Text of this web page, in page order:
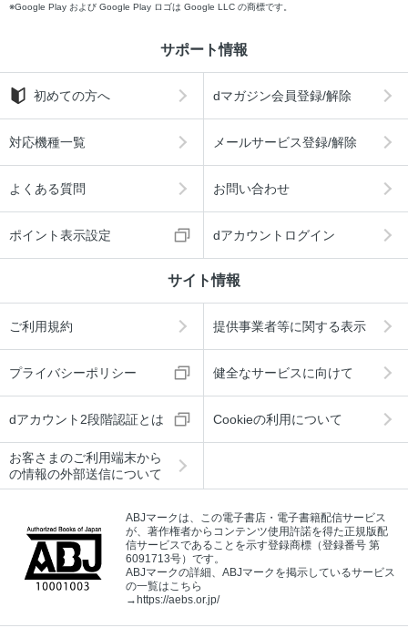
Google Play および Google Play ロゴは Google LLC の商標です。
サポート情報
初めての方へ dマガジン会員登録/解除
対応機種一覧 メールサービス登録/解除
よくある質問 お問い合わせ
ポイント表示設定 dアカウントログイン
サイト情報
ご利用規約 提供事業者等に関する表示
プライバシーポリシー 健全なサービスに向けて
dアカウント2段階認証とは Cookieの利用について
お客さまのご利用端末から
の情報の外部送信について
ABJマークは、この電子書店・電子書籍配信サービス
が、著作権者からコンテンツ使用許諾を得た正規版配
信サービスであることを示す登録商標（登録番号 第
6091713号）です。
ABJマークの詳細、ABJマークを掲示しているサービス
の一覧はこちら
→https://aebs.or.jp/